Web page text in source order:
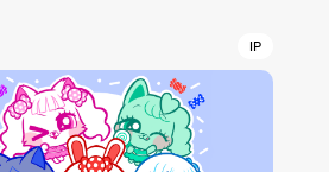
IP